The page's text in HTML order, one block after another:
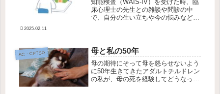
知能検査（WAIS-IV）を受けた時、臨
床心理士の先生との雑談や問診の中
で、自分の生い立ちや今の悩みなども
広島居住中にカウンセリングを受け...
2025.02.11
AC・CPTSD 母と私の50年
母の期待にそって母を怒らせないよう
に50年生きてきたアダルトチルドレン
の私が、母の死を経験してどうなった